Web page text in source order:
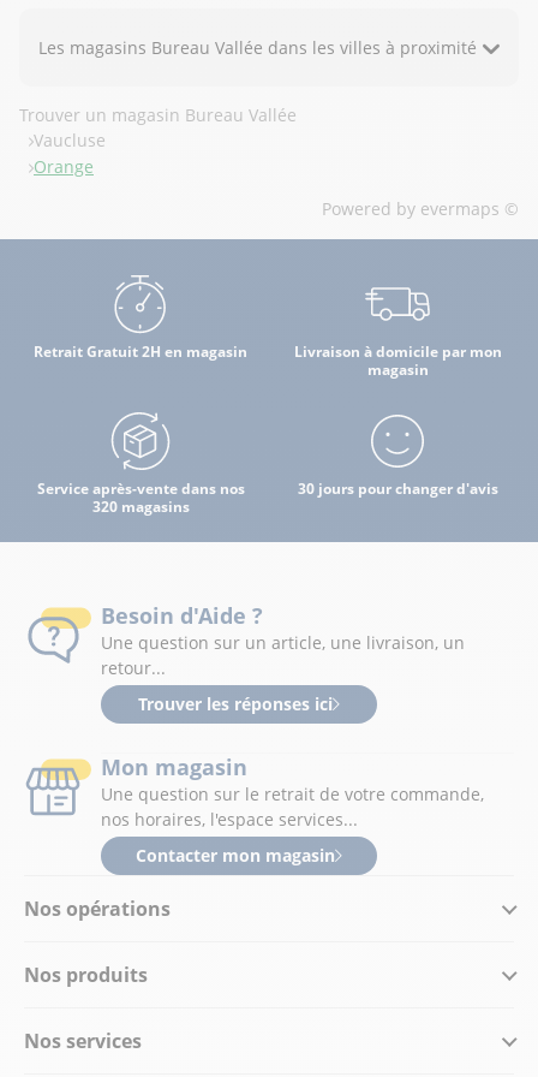
Les magasins Bureau Vallée dans les villes à proximité
Trouver un magasin Bureau Vallée
Vaucluse
Orange
Powered by evermaps ©
Retrait Gratuit 2H en magasin
Livraison à domicile par mon
magasin
Service après-vente dans nos
320 magasins
30 jours pour changer d'avis
Nos opérations
Nos produits
Nos services
Besoin d'Aide ?
Une question sur un article, une livraison, un
retour...
Trouver les réponses ici
Mon magasin
Une question sur le retrait de votre commande,
nos horaires, l'espace services...
Contacter mon magasin